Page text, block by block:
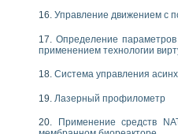
Управление движением с
Определение
применением технологии
Система управления
Лазерный профилометр
Применение средств